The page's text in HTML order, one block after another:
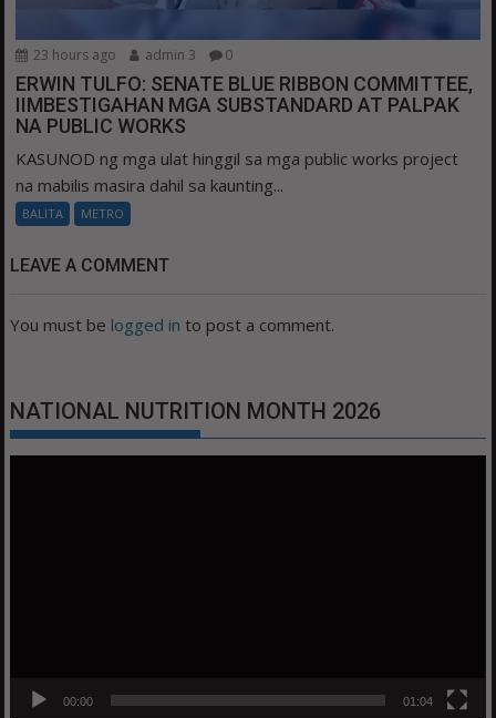
23 hours ago admin 3 0
ERWIN TULFO: SENATE BLUE RIBBON COMMITTEE,
IIMBESTIGAHAN MGA SUBSTANDARD AT PALPAK
NA PUBLIC WORKS
KASUNOD ng mga ulat hinggil sa mga public works project
na mabilis masira dahil sa kaunting...
BALITA METRO
LEAVE A COMMENT
You must be logged in to post a comment.
NATIONAL NUTRITION MONTH 2026
00:00 01:04